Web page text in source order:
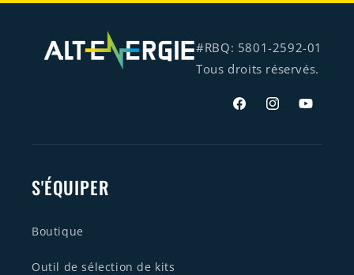
#RBQ: 5801-2592-01
Tous droits réservés.
FacebookInstagramYouTube
S'ÉQUIPER
Boutique
Outil de sélection de kits